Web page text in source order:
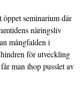
seminarium där
näringsliv
mångfalden i
för utveckling
man ihop pusslet av